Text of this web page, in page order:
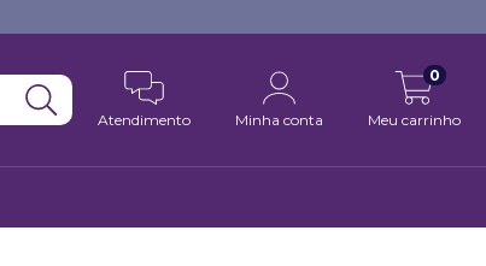
Atendimento Minha conta Meu carrinho
0